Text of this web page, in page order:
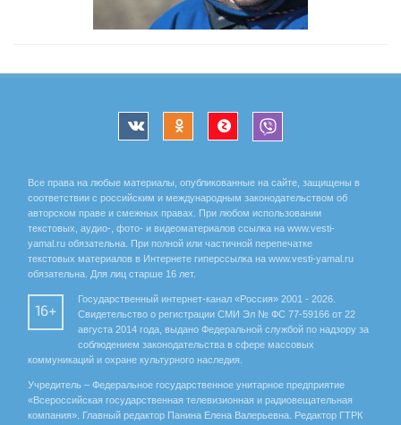
Все права на любые материалы, опубликованные на сайте, защищены в
соответствии с российским и международным законодательством об
авторском праве и смежных правах. При любом использовании
текстовых, аудио-, фото- и видеоматериалов ссылка на www.vesti-
yamal.ru обязательна. При полной или частичной перепечатке
текстовых материалов в Интернете гиперссылка на www.vesti-yamal.ru
обязательна. Для лиц старше 16 лет.
16+
Государственный интернет-канал «Россия» 2001 - 2026.
Свидетельство о регистрации СМИ Эл № ФС 77-59166 от 22
августа 2014 года, выдано Федеральной службой по надзору за
соблюдением законодательства в сфере массовых
коммуникаций и охране культурного наследия.
Учредитель – Федеральное государственное унитарное предприятие
«Всероссийская государственная телевизионная и радиовещательная
компания». Главный редактор Панина Елена Валерьевна. Редактор ГТРК